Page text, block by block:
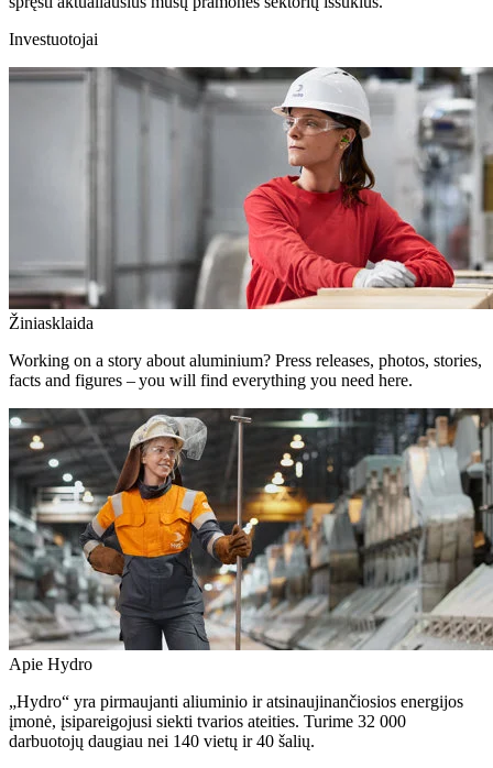
Investuotojai
Žiniasklaida
Working on a story about aluminium? Press releases, photos, stories,
facts and figures – you will find everything you need here.
Apie Hydro
„Hydro“ yra pirmaujanti aliuminio ir atsinaujinančiosios energijos
įmonė, įsipareigojusi siekti tvarios ateities. Turime 32 000
darbuotojų daugiau nei 140 vietų ir 40 šalių.